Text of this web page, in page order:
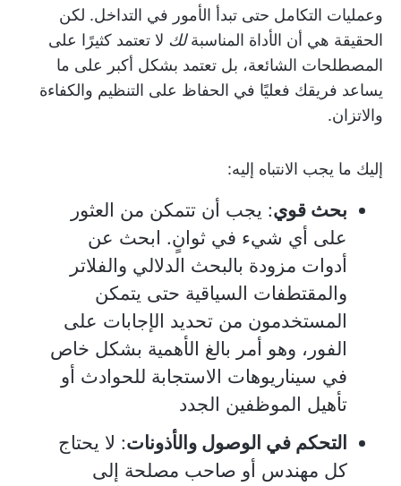
وعمليات التكامل حتى تبدأ الأمور في التداخل. لكن
الحقيقة هي أن الأداة المناسبةلك لا تعتمد كثيرًا على
المصطلحات الشائعة، بل تعتمد بشكل أكبر على ما
يساعد فريقك فعليًا في الحفاظ على التنظيم والكفاءة
والاتزان.
إليك ما يجب الانتباه إليه:
بحث قوي: يجب أن تتمكن من العثور
على أي شيء في ثوانٍ. ابحث عن
أدوات مزودة بالبحث الدلالي والفلاتر
والمقتطفات السياقية حتى يتمكن
المستخدمون من تحديد الإجابات على
الفور، وهو أمر بالغ الأهمية بشكل خاص
في سيناريوهات الاستجابة للحوادث أو
تأهيل الموظفين الجدد
التحكم في الوصول والأذونات: لا يحتاج
كل مهندس أو صاحب مصلحة إلى